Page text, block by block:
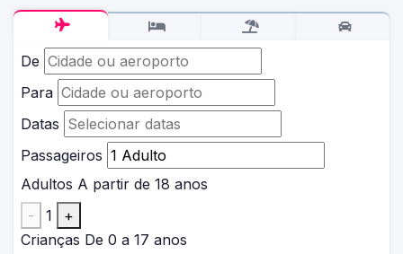
De
Para
Datas
Passageiros
Adultos A partir de 18 anos
-
1
+
Crianças De 0 a 17 anos